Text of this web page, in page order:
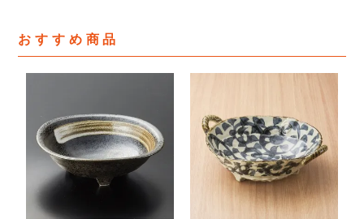
おすすめ商品